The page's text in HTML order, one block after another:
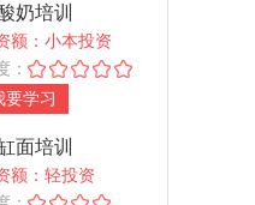
奶培训
额：小本投资
：
要学习
面培训
额：轻投资